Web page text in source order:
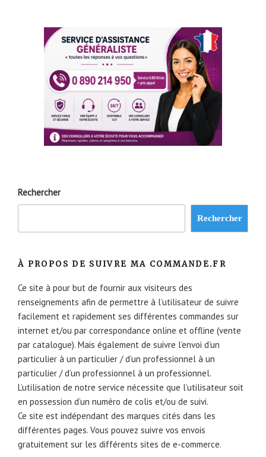
Rechercher
Rechercher
À PROPOS DE SUIVRE MA COMMANDE.FR
Ce site à pour but de fournir aux visiteurs des
renseignements afin de permettre à l’utilisateur de suivre
facilement et rapidement ses différentes commandes sur
internet et/ou par correspondance online et offline (vente
par catalogue). Mais également de suivre l’envoi d’un
particulier à un particulier / d’un professionnel à un
particulier / d’un professionnel à un professionnel.
L’utilisation de notre service nécessite que l’utilisateur soit
en possession d’un numéro de colis et/ou de suivi.
Ce site est indépendant des marques cités dans les
différentes pages. Vous pouvez suivre vos envois
gratuitement sur les différents sites de e-commerce.